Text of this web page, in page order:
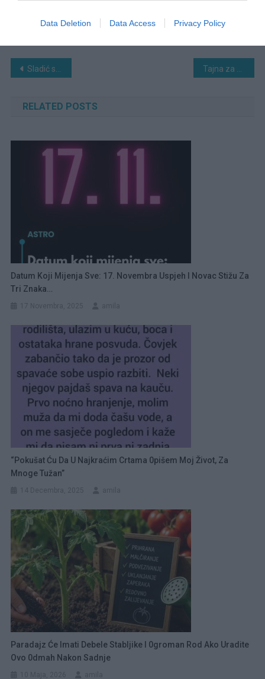
Data Deletion Data Access Privacy Policy
Navigacija
Sladić se 0glasio: Biće i mraza 0vih dana, evo kada stižu toplotni valovi, padat će rekordi
RELATED POSTS
Datum Koji Mijenja Sve: 17. Novembra Uspjeh I Novac Stižu Za
Tri Znaka…
“Pokušat Ću Da U Najkraćim Crtama 0pišem Moj Život, Za
Mnoge Tužan”
Paradajz Će Imati Debele Stabljike I 0groman Rod Ako Uradite
Ovo 0dmah Nakon Sadnje